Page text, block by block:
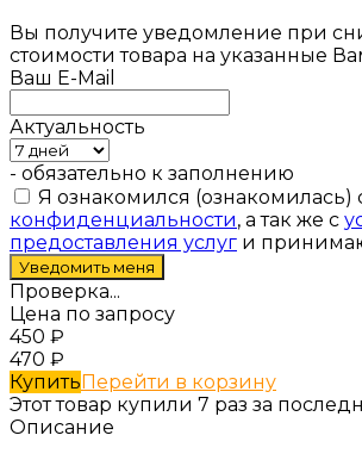
Вы получите уведомление при
стоимости товара на указанные
Ваш E-Mail
Актуальность
- обязательно к заполнению
Я ознакомился (ознакомилась)
конфиденциальности, а так же с
предоставления услуг и
Проверка...
Цена по запросу
450 ₽
470 ₽
КупитьПерейти в корзину
Этот товар купили 7 раз за
Описание